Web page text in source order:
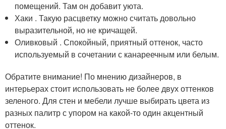
помещений. Там он добавит уюта.
Хаки . Такую расцветку можно считать довольно
выразительной, но не кричащей.
Оливковый . Спокойный, приятный оттенок, часто
используемый в сочетании с канареечным или белым.
Обратите внимание! По мнению дизайнеров, в
интерьерах стоит использовать не более двух оттенков
зеленого. Для стен и мебели лучше выбирать цвета из
разных палитр с упором на какой-то один акцентный
оттенок.